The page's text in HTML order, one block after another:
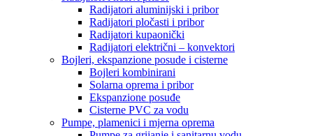
Radijatori aluminijski i pribor
Radijatori pločasti i pribor
Radijatori kupaonički
Radijatori električni – konvektori
Bojleri, ekspanzione posude i cisterne
Bojleri kombinirani
Solarna oprema i pribor
Ekspanzione posuđe
Cisterne PVC za vodu
Pumpe, plamenici i mjerna oprema